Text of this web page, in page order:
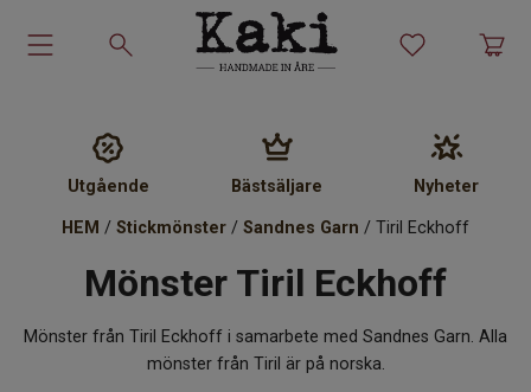
Garn
Stickmönster
Tillbehör
Ullprodukter
Utgående Bästsäljare Nyheter
HEM / Stickmönster / Sandnes Garn / Tiril Eckhoff
Mönster Tiril Eckhoff
Mönster från Tiril Eckhoff i samarbete med Sandnes Garn. Alla
mönster från Tiril är på norska.